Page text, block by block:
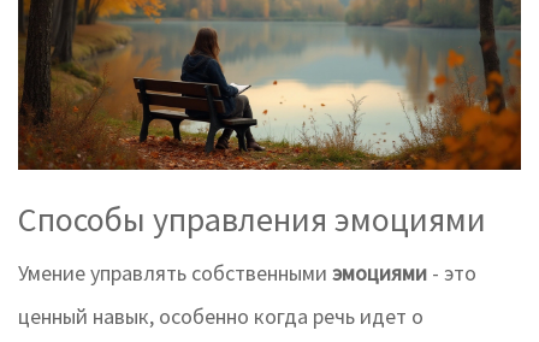
Способы управления эмоциями
Умение управлять собственными эмоциями - это
ценный навык, особенно когда речь идет о